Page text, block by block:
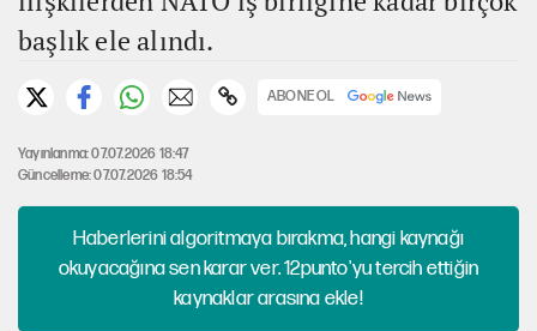
başlık ele alındı.
ABONE OL
Yayınlanma: 07.07.2026 18:47
Güncelleme: 07.07.2026 18:54
Haberlerini algoritmaya bırakma, hangi kaynağı
okuyacağına sen karar ver. 12punto'yu tercih ettiğin
kaynaklar arasına ekle!